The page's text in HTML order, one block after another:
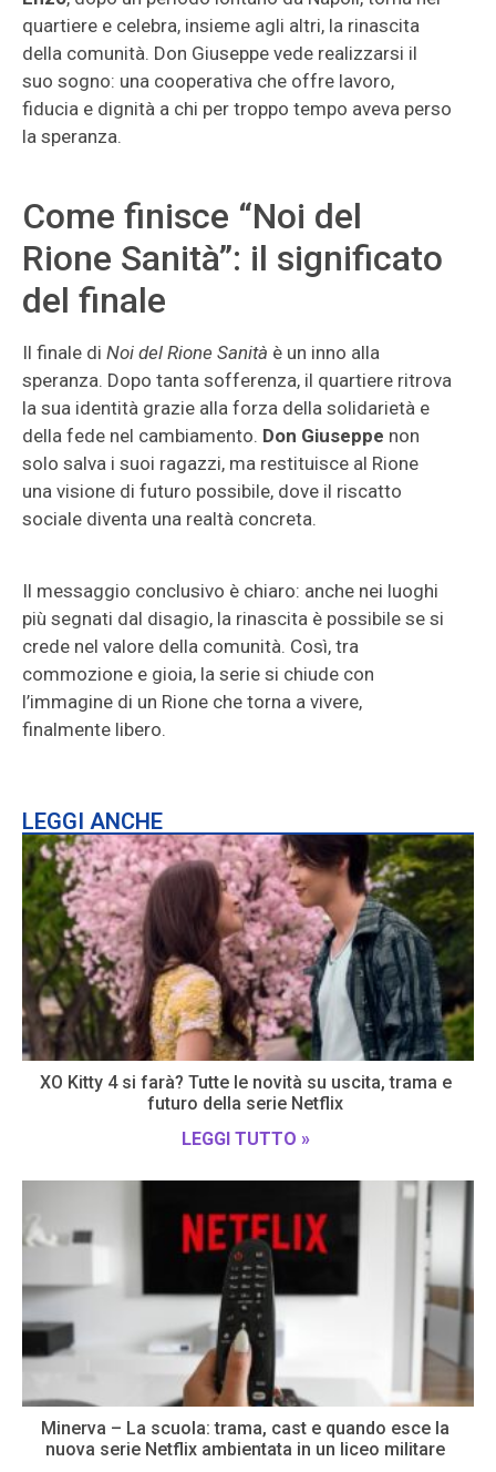
quartiere e celebra, insieme agli altri, la rinascita
della comunità. Don Giuseppe vede realizzarsi il
suo sogno: una cooperativa che offre lavoro,
fiducia e dignità a chi per troppo tempo aveva perso
la speranza.
Come finisce “Noi del
Rione Sanità”: il significato
del finale
Il finale di Noi del Rione Sanità è un inno alla
speranza. Dopo tanta sofferenza, il quartiere ritrova
la sua identità grazie alla forza della solidarietà e
della fede nel cambiamento. Don Giuseppe non
solo salva i suoi ragazzi, ma restituisce al Rione
una visione di futuro possibile, dove il riscatto
sociale diventa una realtà concreta.
Il messaggio conclusivo è chiaro: anche nei luoghi
più segnati dal disagio, la rinascita è possibile se si
crede nel valore della comunità. Così, tra
commozione e gioia, la serie si chiude con
l’immagine di un Rione che torna a vivere,
finalmente libero.
LEGGI ANCHE
XO Kitty 4 si farà? Tutte le novità su uscita, trama e
futuro della serie Netflix
LEGGI TUTTO »
Minerva – La scuola: trama, cast e quando esce la
nuova serie Netflix ambientata in un liceo militare